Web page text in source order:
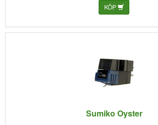
KÖP
Sumiko Oyster